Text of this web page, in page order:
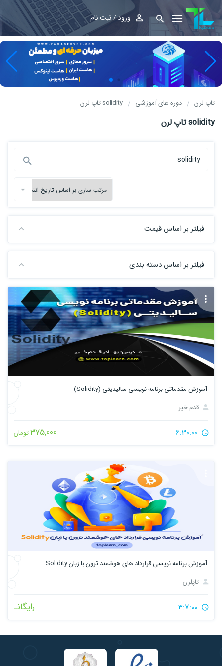
ورود ثبت نام
تاپ لرن دوره های آموزشی solidity تاپ لرن
solidity تاپ لرن
فیلتر بر اساس قیمت
فیلتر بر اساس دسته بندی
آموزش مقدماتی برنامه نویسی سالیدیتی (Solidity)
قدم خیر
375,000تومان
آموزش برنامه نویسی قرارداد های هوشمند ترون با زبان Solidity
تاپلرن
رایگانـ